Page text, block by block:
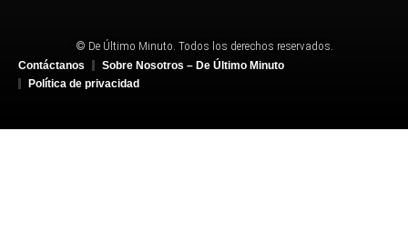
© De Último Minuto. Todos los derechos reservados.
Contáctanos
Sobre Nosotros – De Último Minuto
Política de privacidad